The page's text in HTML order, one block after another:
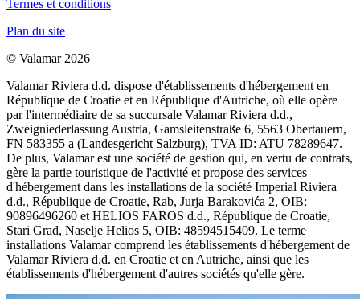
Termes et conditions
Plan du site
© Valamar 2026
Valamar Riviera d.d. dispose d'établissements d'hébergement en
République de Croatie et en République d'Autriche, où elle opère
par l'intermédiaire de sa succursale Valamar Riviera d.d.,
Zweigniederlassung Austria, Gamsleitenstraße 6, 5563 Obertauern,
FN 583355 a (Landesgericht Salzburg), TVA ID: ATU 78289647.
De plus, Valamar est une société de gestion qui, en vertu de contrats,
gère la partie touristique de l'activité et propose des services
d'hébergement dans les installations de la société Imperial Riviera
d.d., République de Croatie, Rab, Jurja Barakovića 2, OIB:
90896496260 et HELIOS FAROS d.d., République de Croatie,
Stari Grad, Naselje Helios 5, OIB: 48594515409. Le terme
installations Valamar comprend les établissements d'hébergement de
Valamar Riviera d.d. en Croatie et en Autriche, ainsi que les
établissements d'hébergement d'autres sociétés qu'elle gère.